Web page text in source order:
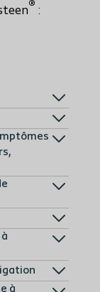
® :
à